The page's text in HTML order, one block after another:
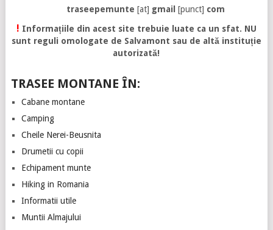
traseepemunte [at] gmail [punct] com
! Informațiile din acest site trebuie luate ca un sfat. NU
sunt reguli omologate de Salvamont sau de altă instituție
autorizată!
TRASEE MONTANE ÎN:
Cabane montane
Camping
Cheile Nerei-Beusnita
Drumetii cu copii
Echipament munte
Hiking in Romania
Informatii utile
Muntii Almajului